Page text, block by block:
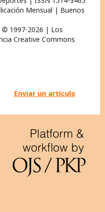
Mensual | Buenos
© 1997-2026 | Los
Creative Commons
Enviar un artículo